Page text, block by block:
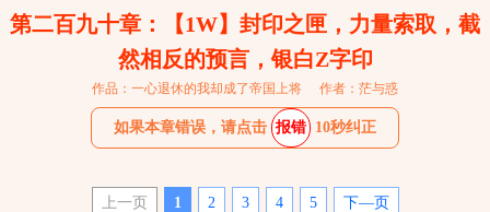
第二百九十章：【1W】封印之匣，力量索取，截
然相反的预言，银白Z字印
作品：一心退休的我却成了帝国上将 作者：茫与惑
如果本章错误，请点击 报错 10秒纠正
上一页 1 2 3 4 5 下—页